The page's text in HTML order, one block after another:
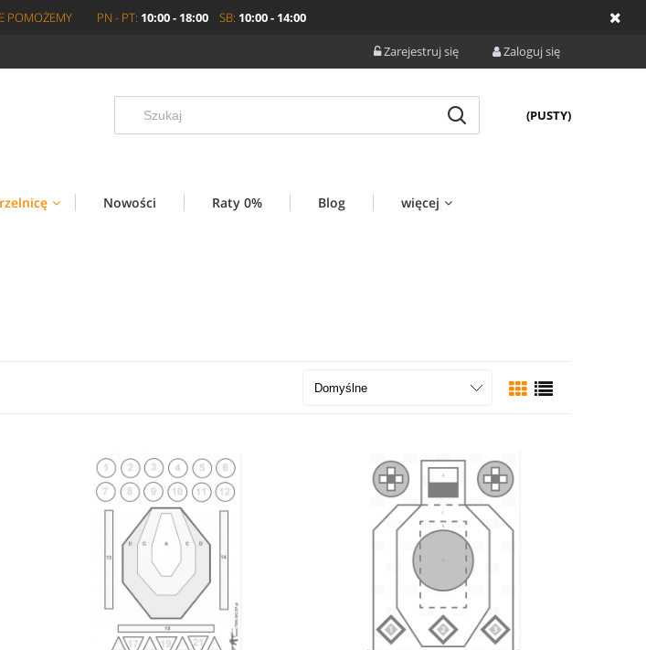
POMOŻEMY PN - PT: 10:00 - 18:00 SB: 10:00 - 14:00
Zarejestruj się Zaloguj się
(PUSTY)
Nowości Raty 0% Blog więcej